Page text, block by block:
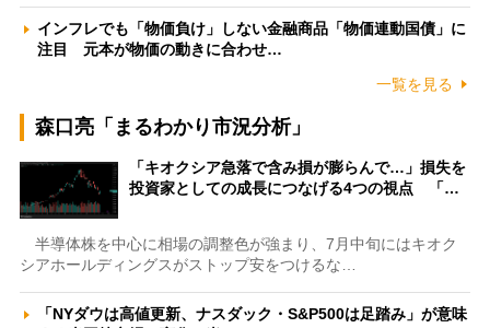
インフレでも「物価負け」しない金融商品「物価連動国債」に
注目 元本が物価の動きに合わせ…
一覧を見る
森口亮「まるわかり市況分析」
「キオクシア急落で含み損が膨らんで…」損失を
投資家としての成長につなげる4つの視点 「…
半導体株を中心に相場の調整色が強まり、7月中旬にはキオク
シアホールディングスがストップ安をつけるな…
「NYダウは高値更新、ナスダック・S&P500は足踏み」が意味